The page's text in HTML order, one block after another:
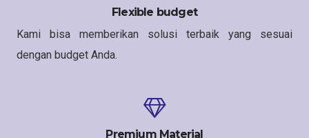
Flexible budget
Kami bisa memberikan solusi terbaik yang sesuai
dengan budget Anda.
Premium Material